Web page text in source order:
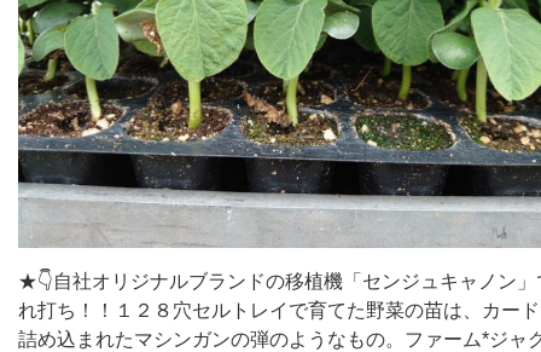
★👇自社オリジナルブランドの移植機「センジュキャノン」
れ打ち！！１２８穴セルトレイで育てた野菜の苗は、カー
詰め込まれたマシンガンの弾のようなもの。ファーム*ジャ